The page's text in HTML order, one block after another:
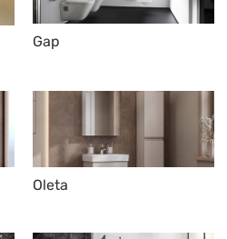
Gap
Oleta